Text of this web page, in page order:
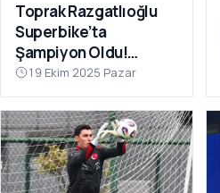
Toprak Razgatlıoğlu
Superbike’ta
Şampiyon Oldu!
Rakibinin Skandal
Hamlesi Tepki Çekti
19 Ekim 2025 Pazar